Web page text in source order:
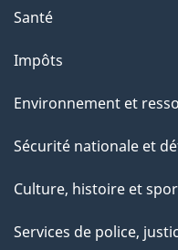
e
p
a
g
Santé
Impôts
Environnement et
Sécurité nationale et
Culture, histoire et
Services de police,